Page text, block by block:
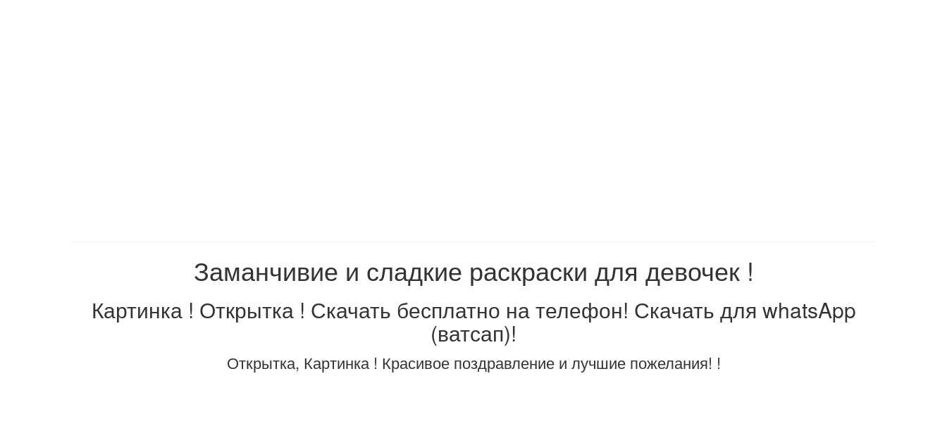
Заманчивие и сладкие раскраски для девочек !
Картинка ! Открытка ! Скачать бесплатно на телефон! Скачать для whatsApp
(ватсап)!
Открытка, Картинка ! Красивое поздравление и лучшие пожелания! !